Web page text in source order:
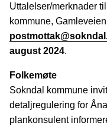
Uttalelser/merknader
kommune,
august 2024.
Folkemøte
Sokndal kommune
detaljregulering for
plankonsulent